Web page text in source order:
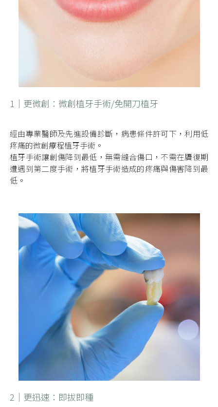
1｜更微創：微創植牙手術/免開刀植牙
經由專業醫師及先進設備診斷，病患條件許可下，利用低
疼痛的微創療程植牙手術。
植牙手術讓創傷降到最低，無需縫合傷口，不需在贗復期
遭遇到第二度手術，將植牙手術造成的疼痛與傷害降到最
低。
2｜更迅速：即拔即種